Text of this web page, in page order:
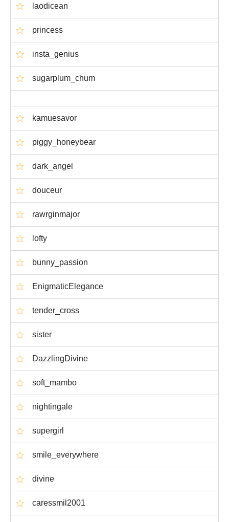
laodicean
princess
insta_genius
sugarplum_chum
kamuesavor
piggy_honeybear
dark_angel
douceur
rawrginmajor
lofty
bunny_passion
EnigmaticElegance
tender_cross
sister
DazzlingDivine
soft_mambo
nightingale
supergirl
smile_everywhere
divine
caressmil2001